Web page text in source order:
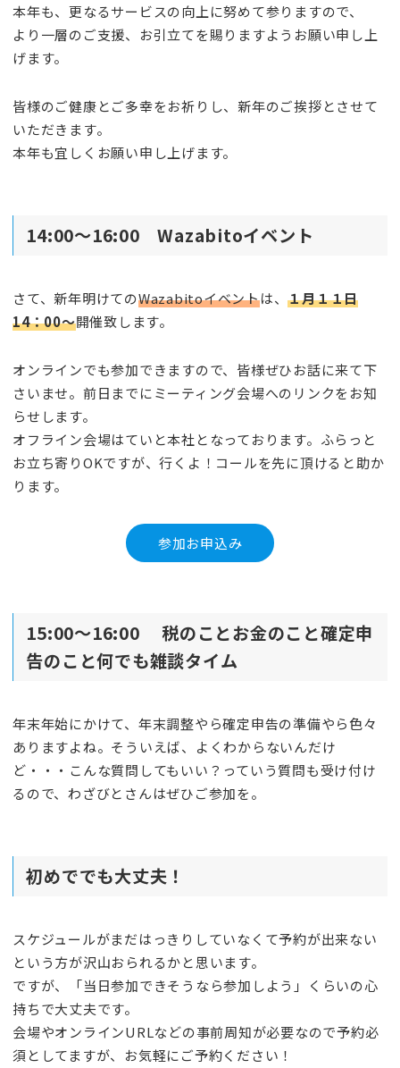
本年も、更なるサービスの向上に努めて参りますので、
より一層のご支援、お引立てを賜りますようお願い申し上
げます。
皆様のご健康とご多幸をお祈りし、新年のご挨拶とさせて
いただきます。
本年も宜しくお願い申し上げます。
14:00～16:00 Wazabitoイベント
さて、新年明けてのWazabitoイベントは、１月１１日
14：00～開催致します。
オンラインでも参加できますので、皆様ぜひお話に来て下
さいませ。前日までにミーティング会場へのリンクをお知
らせします。
オフライン会場はていと本社となっております。ふらっと
お立ち寄りOKですが、行くよ！コールを先に頂けると助か
ります。
参加お申込み
15:00～16:00 税のことお金のこと確定申
告のこと何でも雑談タイム
年末年始にかけて、年末調整やら確定申告の準備やら色々
ありますよね。そういえば、よくわからないんだけ
ど・・・こんな質問してもいい？っていう質問も受け付け
るので、わざびとさんはぜひご参加を。
初めででも大丈夫！
スケジュールがまだはっきりしていなくて予約が出来ない
という方が沢山おられるかと思います。
ですが、「当日参加できそうなら参加しよう」くらいの心
持ちで大丈夫です。
会場やオンラインURLなどの事前周知が必要なので予約必
須としてますが、お気軽にご予約ください！